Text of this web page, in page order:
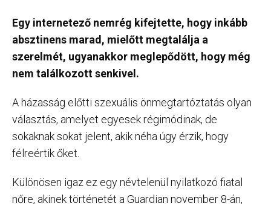
Egy internetező nemrég kifejtette, hogy inkább
absztinens marad, mielőtt megtalálja a
szerelmét, ugyanakkor meglepődött, hogy még
nem találkozott senkivel.
A házasság előtti szexuális önmegtartóztatás olyan
választás, amelyet egyesek régimódinak, de
sokaknak sokat jelent, akik néha úgy érzik, hogy
félreértik őket.
Különösen igaz ez egy névtelenül nyilatkozó fiatal
nőre, akinek történetét a Guardian november 8-án,